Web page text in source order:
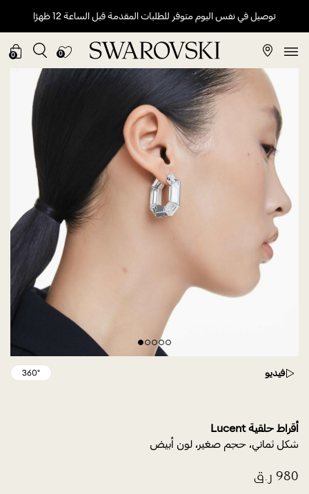
توصيل في نفس اليوم متوفر للطلبات المقدمة قبل الساعة 12 ظهرًا
0
0
فيديو
أقراط حلقية Lucent
شكل ثماني، حجم صغير، لون أبيض